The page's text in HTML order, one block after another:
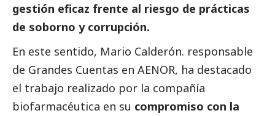
gestión eficaz frente al riesgo de prácticas
de soborno y corrupción.
En este sentido, Mario Calderón. responsable
de Grandes Cuentas en AENOR, ha destacado
el trabajo realizado por la compañía
biofarmacéutica en su compromiso con la